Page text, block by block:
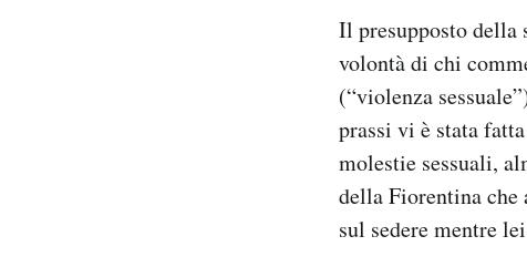
Il presupposto della
volontà di chi
(“violenza
prassi vi è stata
molestie sessuali,
della Fiorentina che
sul sedere mentre